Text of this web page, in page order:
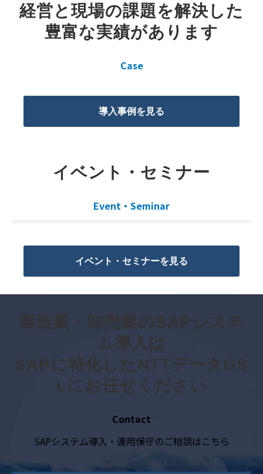
経営と現場の課題を解決した
豊富な実績があります
Case
導入事例を見る
イベント・セミナー
Event・Seminar
イベント・セミナーを見る
製造業・卸売業のSAPシステ
ム導入は
SAPに特化したNTTデータGS
Lにお任せください
Contact
SAPシステム導入・運用保守のご相談はこちら